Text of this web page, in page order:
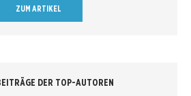
ZUM ARTIKEL
DER TOP-AUTOREN